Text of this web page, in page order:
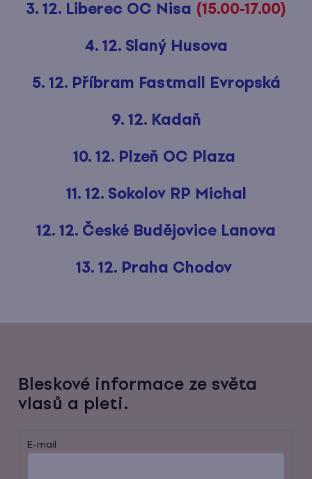
3. 12. Liberec OC Nisa (15.00-17.00)
4. 12. Slaný Husova
5. 12. Příbram Fastmall Evropská
9. 12. Kadaň
10. 12. Plzeň OC Plaza
11. 12. Sokolov RP Michal
12. 12. České Budějovice Lanova
13. 12. Praha Chodov
Bleskové informace ze světa
vlasů a pleti.
E-mail